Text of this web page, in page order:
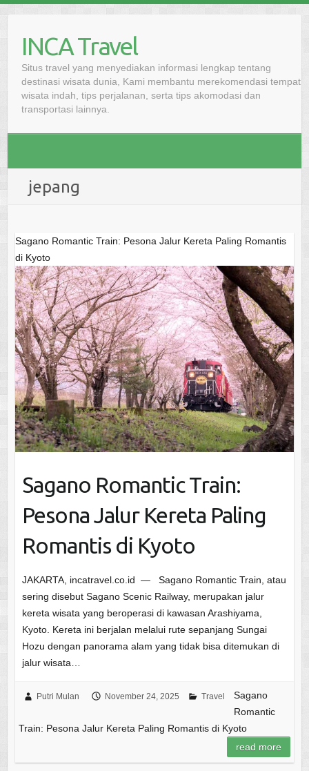
contentINCA Travel
Situs travel yang menyediakan informasi lengkap tentang
destinasi wisata dunia, Kami membantu merekomendasi tempat
wisata indah, tips perjalanan, serta tips akomodasi dan
transportasi lainnya.
jepang
Sagano Romantic Train: Pesona Jalur Kereta Paling Romantis
di Kyoto
Sagano Romantic Train:
Pesona Jalur Kereta Paling
Romantis di Kyoto
JAKARTA, incatravel.co.id — Sagano Romantic Train, atau
sering disebut Sagano Scenic Railway, merupakan jalur
kereta wisata yang beroperasi di kawasan Arashiyama,
Kyoto. Kereta ini berjalan melalui rute sepanjang Sungai
Hozu dengan panorama alam yang tidak bisa ditemukan di
jalur wisata…
Putri Mulan November 24, 2025 Travel
Sagano
Romantic
Train: Pesona Jalur Kereta Paling Romantis di Kyoto
read more